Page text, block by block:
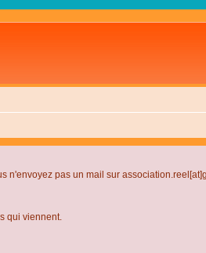
n'envoyez pas un mail sur
qui viennent.